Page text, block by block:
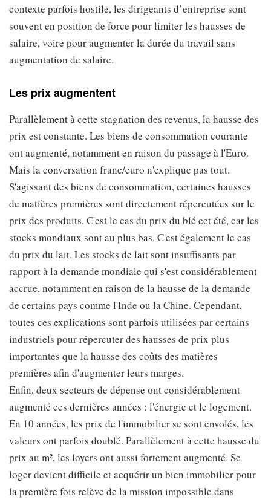
contexte parfois hostile, les dirigeants d’entreprise sont
souvent en position de force pour limiter les hausses de
salaire, voire pour augmenter la durée du travail sans
augmentation de salaire.
Les prix augmentent
Parallèlement à cette stagnation des revenus, la hausse des
prix est constante. Les biens de consommation courante
ont augmenté, notamment en raison du passage à l'Euro.
Mais la conversation franc/euro n'explique pas tout.
S'agissant des biens de consommation, certaines hausses
de matières premières sont directement répercutées sur le
prix des produits. C'est le cas du prix du blé cet été, car les
stocks mondiaux sont au plus bas. C'est également le cas
du prix du lait. Les stocks de lait sont insuffisants par
rapport à la demande mondiale qui s'est considérablement
accrue, notamment en raison de la hausse de la demande
de certains pays comme l'Inde ou la Chine. Cependant,
toutes ces explications sont parfois utilisées par certains
industriels pour répercuter des hausses de prix plus
importantes que la hausse des coûts des matières
premières afin d'augmenter leurs marges.
Enfin, deux secteurs de dépense ont considérablement
augmenté ces dernières années : l'énergie et le logement.
En 10 années, les prix de l'immobilier se sont envolés, les
valeurs ont parfois doublé. Parallèlement à cette hausse du
prix au m², les loyers ont aussi fortement augmenté. Se
loger devient difficile et acquérir un bien immobilier pour
la première fois relève de la mission impossible dans